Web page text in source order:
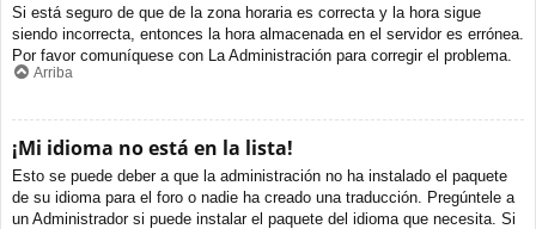
Si está seguro de que de la zona horaria es correcta y la hora sigue
siendo incorrecta, entonces la hora almacenada en el servidor es errónea.
Por favor comuníquese con La Administración para corregir el problema.
Arriba
¡Mi idioma no está en la lista!
Esto se puede deber a que la administración no ha instalado el paquete
de su idioma para el foro o nadie ha creado una traducción. Pregúntele a
un Administrador si puede instalar el paquete del idioma que necesita. Si